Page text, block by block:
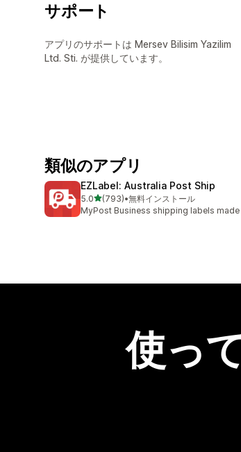
サポート
アプリのサポートは Mersev Bilisim Yazilim
Ltd. Sti. が提供しています。
類似のアプリ
EZLabel: Australia Post Ship
5.05つ星中
(793)
合計レビュー数：793件
•無料インストール
MyPost Business shipping labels made
使っ